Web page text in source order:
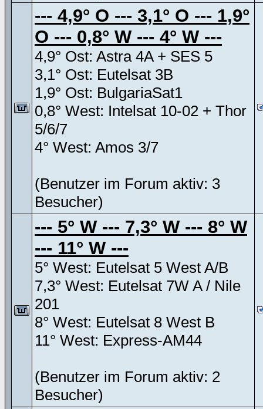
--- 4,9° O --- 3,1° O --- 1,9°
O --- 0,8° W --- 4° W ---
4,9° Ost: Astra 4A + SES 5
3,1° Ost: Eutelsat 3B
1,9° Ost: BulgariaSat1
0,8° West: Intelsat 10-02 + Thor
5/6/7
4° West: Amos 3/7
(Benutzer im Forum aktiv: 3
Besucher)
--- 5° W --- 7,3° W --- 8° W
--- 11° W ---
5° West: Eutelsat 5 West A/B
7,3° West: Eutelsat 7W A / Nile
201
8° West: Eutelsat 8 West B
11° West: Express-AM44
(Benutzer im Forum aktiv: 2
Besucher)